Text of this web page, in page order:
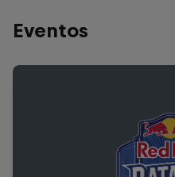
Eventos